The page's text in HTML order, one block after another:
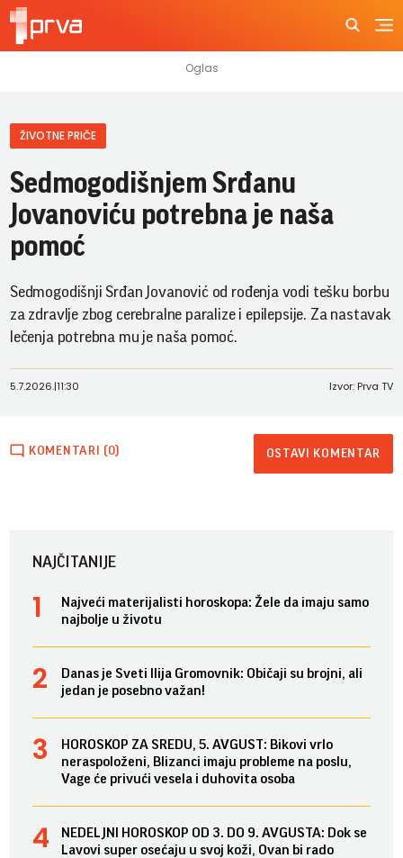
ŽIVOTNE PRIČE
Sedmogodišnjem Srđanu
Jovanoviću potrebna je naša
pomoć
Sedmogodišnji Srđan Jovanović od rođenja vodi tešku borbu
za zdravlje zbog cerebralne paralize i epilepsije. Za nastavak
lečenja potrebna mu je naša pomoć.
5.7.2026.|11:30 Izvor: Prva TV
KOMENTARI (0) OSTAVI KOMENTAR
NAJČITANIJE
Najveći materijalisti horoskopa: Žele da imaju samo
najbolje u životu
Danas je Sveti Ilija Gromovnik: Običaji su brojni, ali
jedan je posebno važan!
HOROSKOP ZA SREDU, 5. AVGUST: Bikovi vrlo
neraspoloženi, Blizanci imaju probleme na poslu,
Vage će privući vesela i duhovita osoba
NEDELJNI HOROSKOP OD 3. DO 9. AVGUSTA: Dok se
Lavovi super osećaju u svoj koži, Ovan bi rado